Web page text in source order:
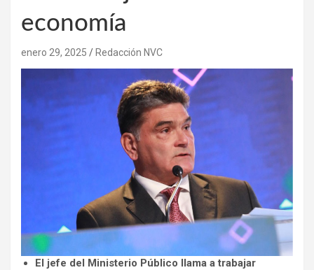
economía
enero 29, 2025 Redacción NVC
El jefe del Ministerio Público llama a trabajar